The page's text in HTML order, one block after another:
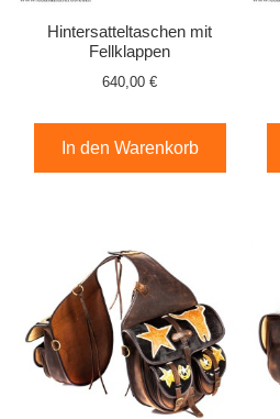
Hintersatteltaschen mit
Fellklappen
640,00 €
In den Warenkorb